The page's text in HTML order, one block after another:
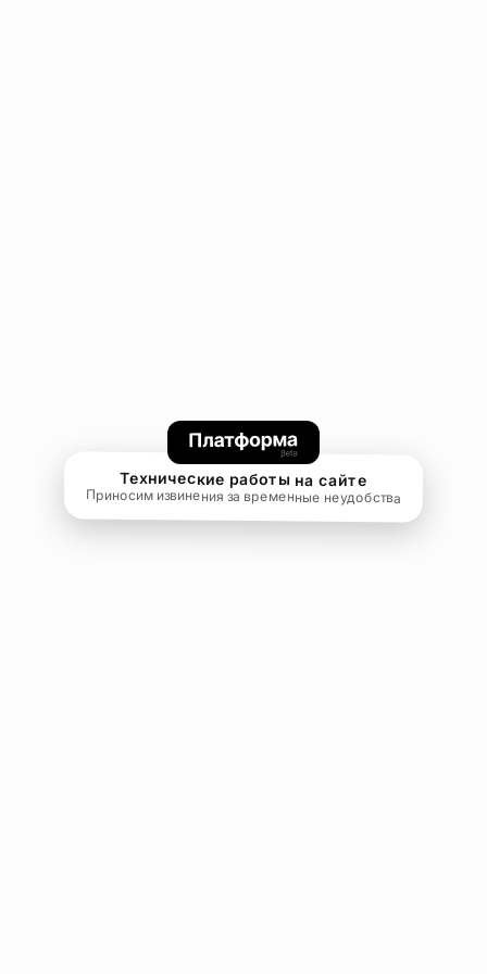
Технические работы на сайте
Приносим извинения за временные неудобства